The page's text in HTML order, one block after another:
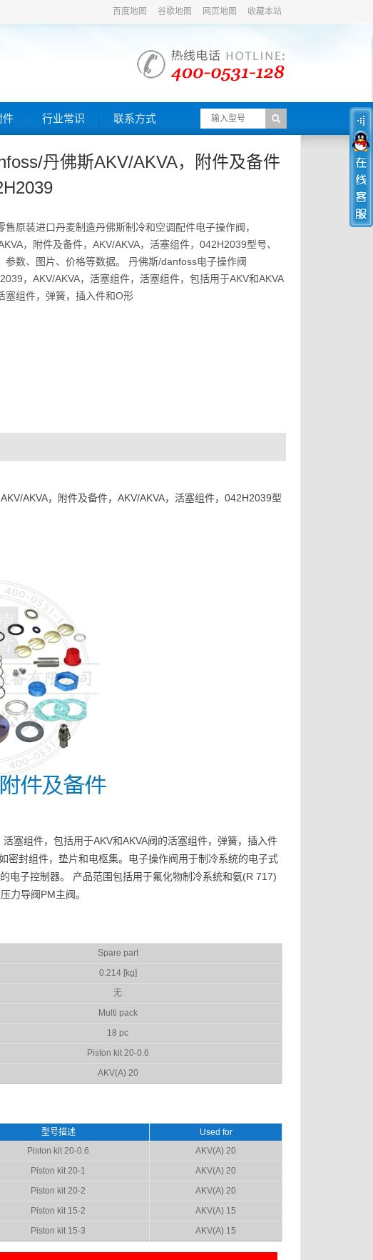
百度地图 谷歌地图 网页地图 收藏本站
件 行业常识 联系方式
丹佛斯AKV/AKVA，附件及备件
售原装进口丹麦制造丹佛斯制冷和空调配件电子操作阀，
，附件及备件，AKV/AKVA，活塞组件，042H2039型号、
参数、图片、价格等数据。 丹佛斯/danfoss电子操作阀
，AKV/AKVA，活塞组件，活塞组件，包括用于AKV和AKVA
塞组件，弹簧，插入件和O形
AKVA，附件及备件，AKV/AKVA，活塞组件，042H2039型
塞组件，包括用于AKV和AKVA阀的活塞组件，弹簧，插入件
密封组件，垫片和电枢集。电子操作阀用于制冷系统的电子式
电子控制器。 产品范围包括用于氟化物制冷系统和氨(R 717)
力导阀PM主阀。
Spare part
0.214 [kg]
无
Multi pack
18 pc
Piston kit 20-0.6
AKV(A) 20
型号描述
Used for
Piston kit 20-0.6
AKV(A) 20
Piston kit 20-1
AKV(A) 20
Piston kit 20-2
AKV(A) 20
Piston kit 15-2
AKV(A) 15
Piston kit 15-3 AKV(A) 15